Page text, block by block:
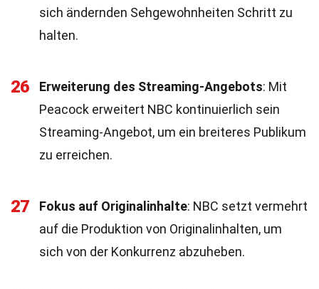
sich ändernden Sehgewohnheiten Schritt zu
halten.
26 Erweiterung des Streaming-Angebots: Mit
Peacock erweitert NBC kontinuierlich sein
Streaming-Angebot, um ein breiteres Publikum
zu erreichen.
27 Fokus auf Originalinhalte: NBC setzt vermehrt
auf die Produktion von Originalinhalten, um
sich von der Konkurrenz abzuheben.